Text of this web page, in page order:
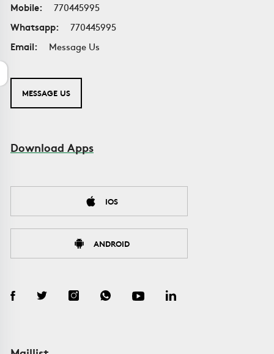
Mobile:
770445995
Whatsapp:
770445995
Email:
Message Us
MESSAGE US
Download Apps
IOS
ANDROID